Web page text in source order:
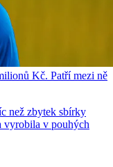
Kč. Patří mezi ně
než zbytek sbírky
vyrobila v pouhých